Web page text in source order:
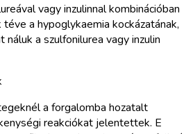
vagy inzulinnal kombinációban
a hypoglykaemia kockázatának,
a szulfonilurea vagy inzulin
a forgalomba hozatalt
reakciókat jelentettek. E